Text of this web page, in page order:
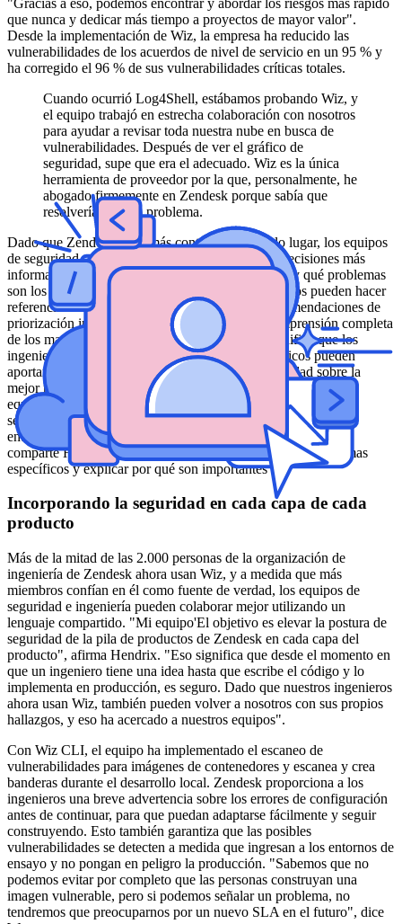
que nunca y dedicar más tiempo a proyectos de mayor valor".
Desde la implementación de Wiz, la empresa ha reducido las
vulnerabilidades de los acuerdos de nivel de servicio en un 95 % y
ha corregido el 96 % de sus vulnerabilidades críticas totales.
Cuando ocurrió Log4Shell, estábamos probando Wiz, y
el equipo trabajó en estrecha colaboración con nosotros
para ayudar a revisar toda nuestra nube en busca de
vulnerabilidades. Después de ver el gráfico de
seguridad, supe que era el adecuado. Wiz es la única
herramienta de proveedor por la que, personalmente, he
abogado firmemente en Zendesk porque sabía que
resolvería nuestro problema.
Dado que Zendesk tiene más contexto en un solo lugar, los equipos
de seguridad e ingeniería también pueden tomar decisiones más
informadas sobre cómo y dónde dedicar el tiempo y qué problemas
son los más importantes para solucionar. Los equipos pueden hacer
referencia fácilmente a etiquetas, metadatos y recomendaciones de
priorización integradas de Wiz para tener una comprensión completa
de los matices de problemas específicos. Esto significa que los
ingenieros que poseen activos y proyectos específicos pueden
aportar sus conocimientos y alinearse con la seguridad sobre la
mejor manera de resolver un problema. "Digamos que nuestro
equipo de ingeniería tiene tiempo para hacer 10 tareas en una
semana. Antes, es posible que simplemente les hubiéramos
entregado 50 problemas y no supieran por dónde empezar",
comparte Hendrix. "Ahora, podemos compartir dos o tres temas
específicos y explicar por qué son importantes".
Incorporando la seguridad en cada capa de cada
producto
Más de la mitad de las 2.000 personas de la organización de
ingeniería de Zendesk ahora usan Wiz, y a medida que más
miembros confían en él como fuente de verdad, los equipos de
seguridad e ingeniería pueden colaborar mejor utilizando un
lenguaje compartido. "Mi equipo'El objetivo es elevar la postura de
seguridad de la pila de productos de Zendesk en cada capa del
producto", afirma Hendrix. "Eso significa que desde el momento en
que un ingeniero tiene una idea hasta que escribe el código y lo
implementa en producción, es seguro. Dado que nuestros ingenieros
ahora usan Wiz, también pueden volver a nosotros con sus propios
hallazgos, y eso ha acercado a nuestros equipos".
Con Wiz CLI, el equipo ha implementado el escaneo de
vulnerabilidades para imágenes de contenedores y escanea y crea
banderas durante el desarrollo local. Zendesk proporciona a los
ingenieros una breve advertencia sobre los errores de configuración
antes de continuar, para que puedan adaptarse fácilmente y seguir
construyendo. Esto también garantiza que las posibles
vulnerabilidades se detecten a medida que ingresan a los entornos de
ensayo y no pongan en peligro la producción. "Sabemos que no
podemos evitar por completo que las personas construyan una
imagen vulnerable, pero si podemos señalar un problema, no
tendremos que preocuparnos por un nuevo SLA en el futuro", dice